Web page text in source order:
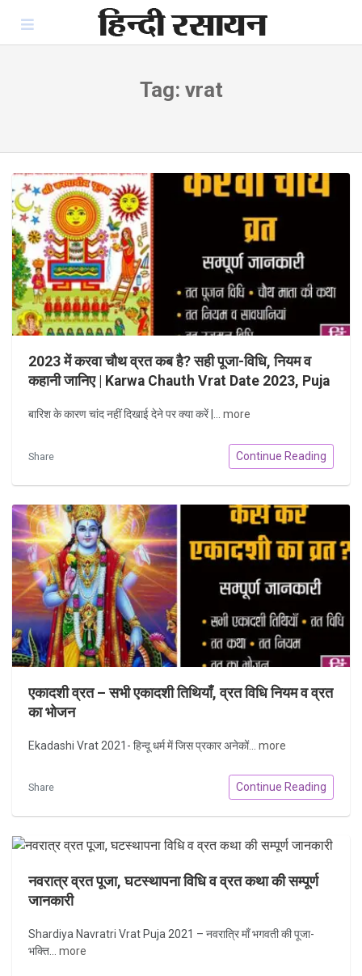
content
Tag: vrat
2023 में करवा चौथ व्रत कब है? सही पूजा-विधि, नियम व
कहानी जानिए | Karwa Chauth Vrat Date 2023, Puja
बारिश के कारण चांद नहीं दिखाई देने पर क्या करें |... more
Share Continue Reading
एकादशी व्रत – सभी एकादशी तिथियाँ, व्रत विधि नियम व व्रत
का भोजन
Ekadashi Vrat 2021- हिन्दू धर्म में जिस प्रकार अनेकों... more
Share Continue Reading
नवरात्र व्रत पूजा, घटस्थापना विधि व व्रत कथा की सम्पूर्ण
जानकारी
Shardiya Navratri Vrat Puja 2021 – नवरात्रि माँ भगवती की पूजा-
भक्ति... more